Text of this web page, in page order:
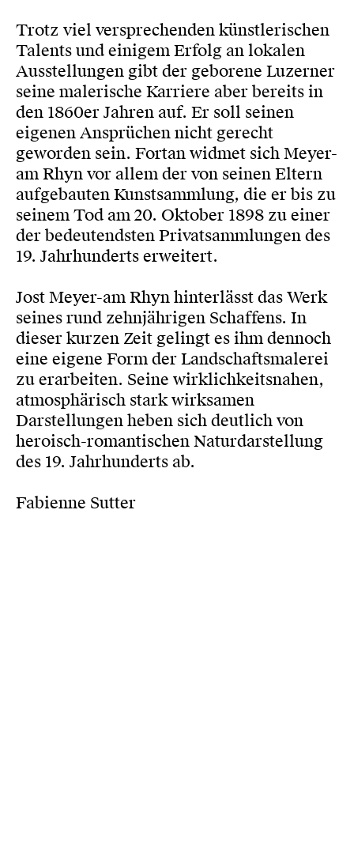
Trotz viel versprechenden künstlerischen
Talents und einigem Erfolg an lokalen
Ausstellungen gibt der geborene Luzerner
seine malerische Karriere aber bereits in
den 1860er Jahren auf. Er soll seinen
eigenen Ansprüchen nicht gerecht
geworden sein. Fortan widmet sich Meyer-
am Rhyn vor allem der von seinen Eltern
aufgebauten Kunstsammlung, die er bis zu
seinem Tod am 20. Oktober 1898 zu einer
der bedeutendsten Privatsammlungen des
19. Jahrhunderts erweitert.
Jost Meyer-am Rhyn hinterlässt das Werk
seines rund zehnjährigen Schaffens. In
dieser kurzen Zeit gelingt es ihm dennoch
eine eigene Form der Landschaftsmalerei
zu erarbeiten. Seine wirklichkeitsnahen,
atmosphärisch stark wirksamen
Darstellungen heben sich deutlich von
heroisch-romantischen Naturdarstellung
des 19. Jahrhunderts ab.
Fabienne Sutter